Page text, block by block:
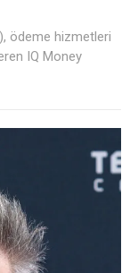
ödeme hizmetleri
IQ Money